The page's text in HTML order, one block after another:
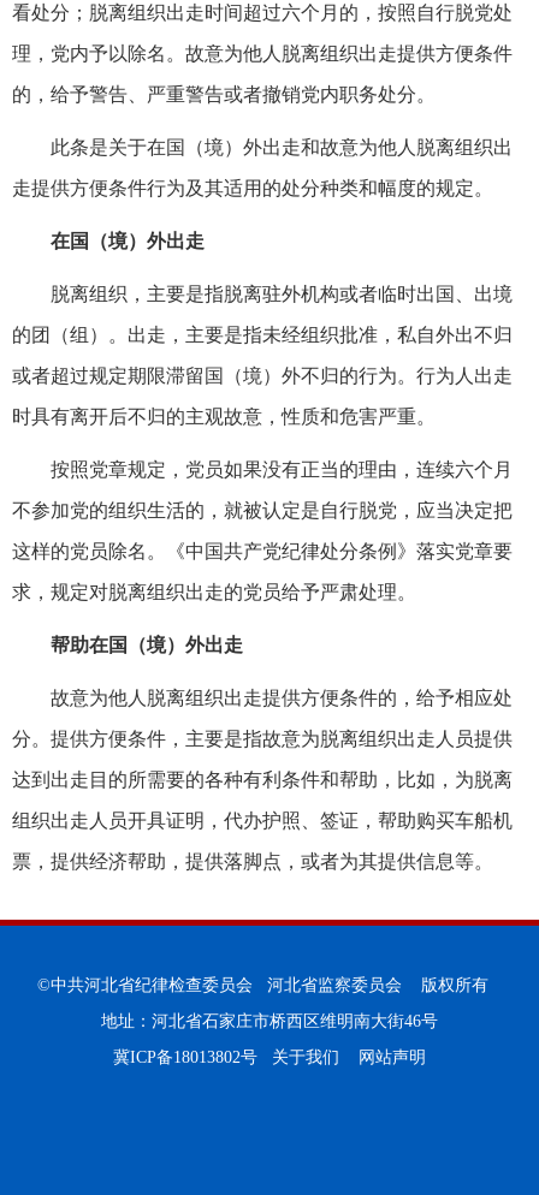
看处分；脱离组织出走时间超过六个月的，按照自行脱党处
理，党内予以除名。故意为他人脱离组织出走提供方便条件
的，给予警告、严重警告或者撤销党内职务处分。
此条是关于在国（境）外出走和故意为他人脱离组织出
走提供方便条件行为及其适用的处分种类和幅度的规定。
在国（境）外出走
脱离组织，主要是指脱离驻外机构或者临时出国、出境
的团（组）。出走，主要是指未经组织批准，私自外出不归
或者超过规定期限滞留国（境）外不归的行为。行为人出走
时具有离开后不归的主观故意，性质和危害严重。
按照党章规定，党员如果没有正当的理由，连续六个月
不参加党的组织生活的，就被认定是自行脱党，应当决定把
这样的党员除名。《中国共产党纪律处分条例》落实党章要
求，规定对脱离组织出走的党员给予严肃处理。
帮助在国（境）外出走
故意为他人脱离组织出走提供方便条件的，给予相应处
分。提供方便条件，主要是指故意为脱离组织出走人员提供
达到出走目的所需要的各种有利条件和帮助，比如，为脱离
组织出走人员开具证明，代办护照、签证，帮助购买车船机
票，提供经济帮助，提供落脚点，或者为其提供信息等。
©中共河北省纪律检查委员会 河北省监察委员会 版权所有
地址：河北省石家庄市桥西区维明南大街46号
冀ICP备18013802号
关于我们 网站声明